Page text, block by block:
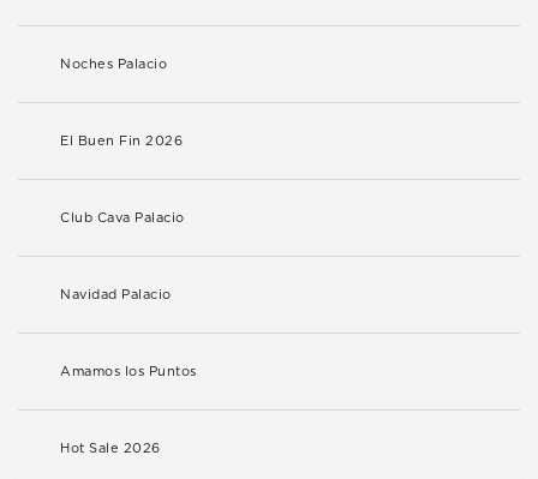
Noches Palacio
El Buen Fin 2026
Club Cava Palacio
Navidad Palacio
Amamos los Puntos
Hot Sale 2026